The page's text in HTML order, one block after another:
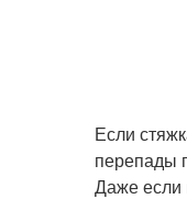
Если
перепады
Даже если